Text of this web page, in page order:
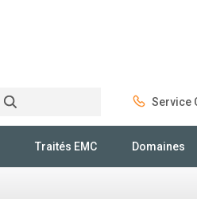
Service
Traités EMC Domaines